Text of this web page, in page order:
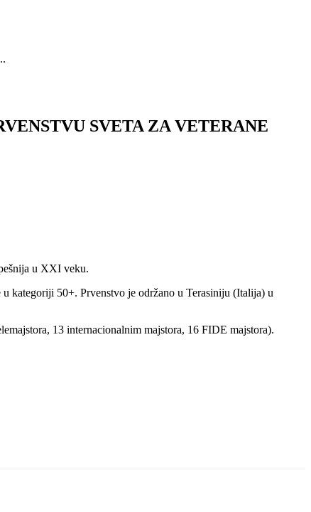
SVETA ZA VETERANE
u XXI veku.
kategoriji 50+. Prvenstvo je održano u Terasiniju (Italija) u
13 internacionalnim majstora, 16 FIDE majstora).